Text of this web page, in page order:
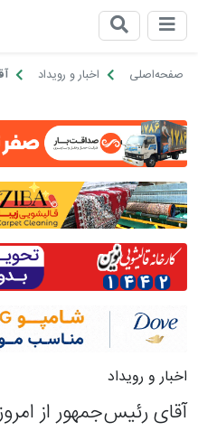
صفحه‌اصلی اخبار و رویداد
اخبار و رویداد
آقای رئیس‌جمهور از